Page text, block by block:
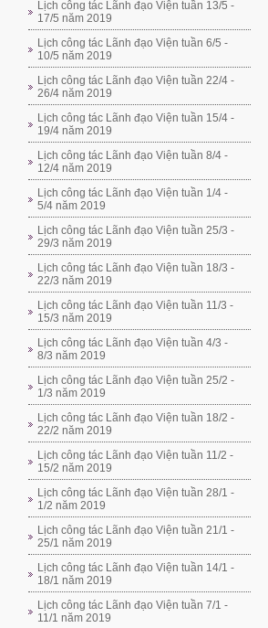
Lịch công tác Lãnh đạo Viện tuần 13/5 -
17/5 năm 2019
Lịch công tác Lãnh đạo Viện tuần 6/5 -
10/5 năm 2019
Lịch công tác Lãnh đạo Viện tuần 22/4 -
26/4 năm 2019
Lịch công tác Lãnh đạo Viện tuần 15/4 -
19/4 năm 2019
Lịch công tác Lãnh đạo Viện tuần 8/4 -
12/4 năm 2019
Lịch công tác Lãnh đạo Viện tuần 1/4 -
5/4 năm 2019
Lịch công tác Lãnh đạo Viện tuần 25/3 -
29/3 năm 2019
Lịch công tác Lãnh đạo Viện tuần 18/3 -
22/3 năm 2019
Lịch công tác Lãnh đạo Viện tuần 11/3 -
15/3 năm 2019
Lịch công tác Lãnh đạo Viện tuần 4/3 -
8/3 năm 2019
Lịch công tác Lãnh đạo Viện tuần 25/2 -
1/3 năm 2019
Lịch công tác Lãnh đạo Viện tuần 18/2 -
22/2 năm 2019
Lịch công tác Lãnh đạo Viện tuần 11/2 -
15/2 năm 2019
Lịch công tác Lãnh đạo Viện tuần 28/1 -
1/2 năm 2019
Lịch công tác Lãnh đạo Viện tuần 21/1 -
25/1 năm 2019
Lịch công tác Lãnh đạo Viện tuần 14/1 -
18/1 năm 2019
Lịch công tác Lãnh đạo Viện tuần 7/1 -
11/1 năm 2019